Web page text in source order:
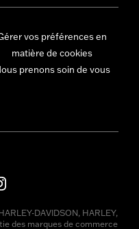
vos préférences en
matière de cookies
prenons soin de vous
DAVIDSON, HARLEY,
des marques de commerce